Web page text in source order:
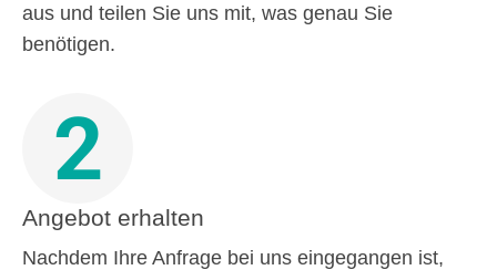
aus und teilen Sie uns mit, was genau Sie
benötigen.
2
Angebot erhalten
Nachdem Ihre Anfrage bei uns eingegangen ist,